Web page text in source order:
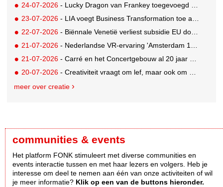
24-07-2026 - Lucky Dragon van Frankey toegevoegd aan vaste opstelling STRAAT Museum
23-07-2026 - LIA voegt Business Transformation toe als prijzencategorie
22-07-2026 - Biënnale Venetië verliest subsidie EU door deelname Rusland
21-07-2026 - Nederlandse VR-ervaring 'Amsterdam 1652' geselecteerd voor filmfestival Venetië
21-07-2026 - Carré en het Concertgebouw al 20 jaar absolute favorieten van cultuurpubliek
20-07-2026 - Creativiteit vraagt om lef, maar ook om een plan voor als het misgaat
meer over creatie
communities & events
Het platform FONK stimuleert met diverse communities en
events interactie tussen en met haar lezers en volgers. Heb je
interesse om deel te nemen aan één van onze activiteiten of wil
je meer informatie? Klik op een van de buttons hieronder.